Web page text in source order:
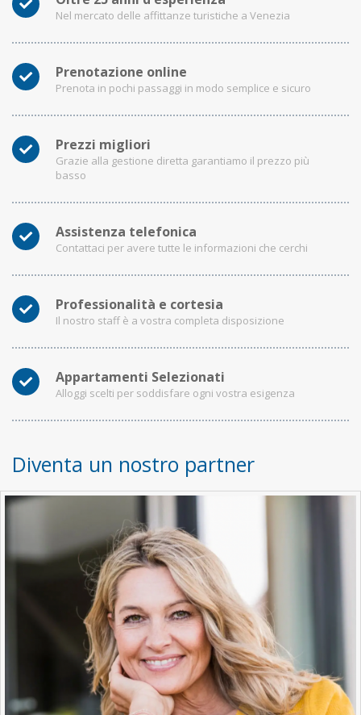
Nel mercato delle affittanze turistiche a Venezia
Prenotazione online
Prenota in pochi passaggi in modo semplice e sicuro
Prezzi migliori
Grazie alla gestione diretta garantiamo il prezzo più
basso
Assistenza telefonica
Contattaci per avere tutte le informazioni che cerchi
Professionalità e cortesia
Il nostro staff è a vostra completa disposizione
Appartamenti Selezionati
Alloggi scelti per soddisfare ogni vostra esigenza
Diventa un nostro partner